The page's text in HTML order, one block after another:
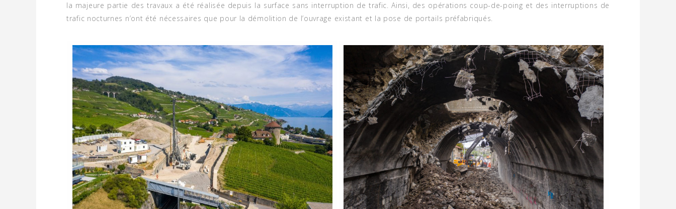
la majeure partie des travaux a été réalisée depuis la surface sans interruption de trafic. Ainsi, des opérations coup-de-poing et des interruptions de
trafic nocturnes n’ont été nécessaires que pour la démolition de l’ouvrage existant et la pose de portails préfabriqués.